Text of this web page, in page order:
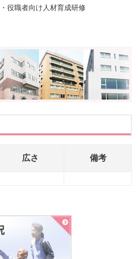
役職者向け人材育成研修
広さ 備考